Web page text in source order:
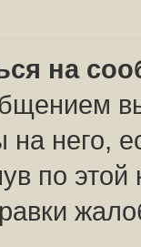
на
него,
по этой